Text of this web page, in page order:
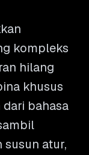
kompleks
hilang
khusus
bahasa
susun atur,